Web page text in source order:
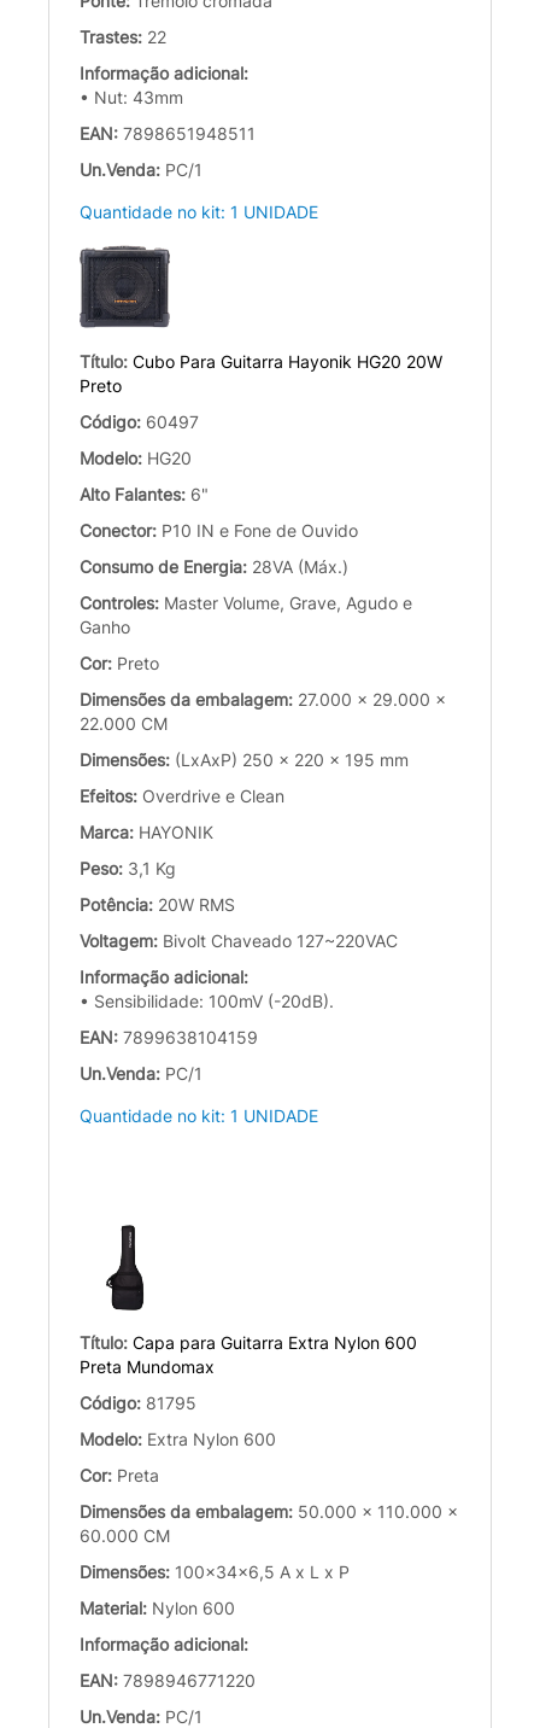
Trastes: 22
Informação adicional:
• Nut: 43mm
EAN: 7898651948511
Un.Venda: PC/1
Quantidade no kit: 1 UNIDADE
Título: Cubo Para Guitarra Hayonik HG20 20W
Preto
Código: 60497
Modelo: HG20
Alto Falantes: 6"
Conector: P10 IN e Fone de Ouvido
Consumo de Energia: 28VA (Máx.)
Controles: Master Volume, Grave, Agudo e
Ganho
Cor: Preto
Dimensões da embalagem: 27.000 x 29.000 x
22.000 CM
Dimensões: (LxAxP) 250 x 220 x 195 mm
Efeitos: Overdrive e Clean
Marca: HAYONIK
Peso: 3,1 Kg
Potência: 20W RMS
Voltagem: Bivolt Chaveado 127~220VAC
Informação adicional:
• Sensibilidade: 100mV (-20dB).
EAN: 7899638104159
Un.Venda: PC/1
Quantidade no kit: 1 UNIDADE
Título: Capa para Guitarra Extra Nylon 600
Preta Mundomax
Código: 81795
Modelo: Extra Nylon 600
Cor: Preta
Dimensões da embalagem: 50.000 x 110.000 x
60.000 CM
Dimensões: 100x34x6,5 A x L x P
Material: Nylon 600
Informação adicional:
EAN: 7898946771220
Un.Venda: PC/1